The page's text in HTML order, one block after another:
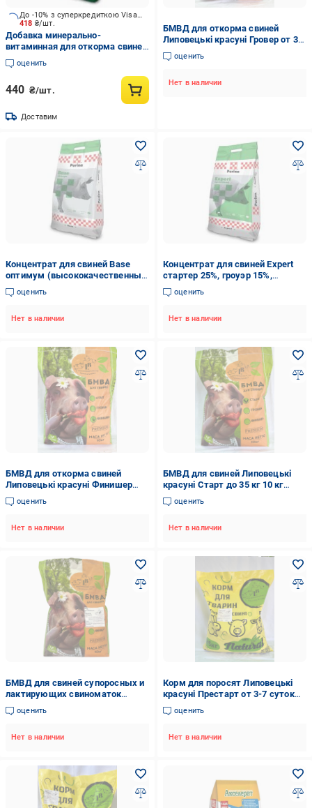
418 ₴/шт.
До -10% з суперкредиткою Visa Вигода
Добавка минерально-
витаминная для откорма свиней
Turbo (аминокислоты,
витамины, минералы) 5 кг
оценить
440 ₴/шт.
Доставим
БМВД для откорма свиней
Липовецькі красуні Гровер от 35
до 65 кг 10 кг (2593547550)
оценить
Нет в наличии
Концентрат для свиней Base
оптимум (высококачественные
соевые продукты) 10 кг Purina
оценить
Нет в наличии
Концентрат для свиней Expert
стартер 25%, гроуэр 15%,
финишер 10%
(высококачественные соевые
оценить
Нет в наличии
БМВД для откорма свиней
Липовецькі красуні Финишер
10% от 65 кг и выше 10 кг
(2594377723)
оценить
Нет в наличии
БМВД для свиней Липовецькі
красуні Старт до 35 кг 10 кг
(2592219690)
оценить
Нет в наличии
БМВД для свиней супоросных и
лактирующих свиноматок
Липовецькі красуні 10 кг
(2767843213)
оценить
Нет в наличии
Корм для поросят Липовецькі
красуні Престарт от 3-7 суток
до отъема 25 кг (2813625984)
оценить
Нет в наличии